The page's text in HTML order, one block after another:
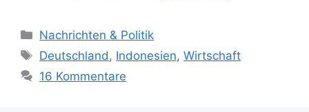
K
a
e
Nachrichten & Politik
S
c
Deutschland, Indonesien,Wirtschaft
16 Kommentare